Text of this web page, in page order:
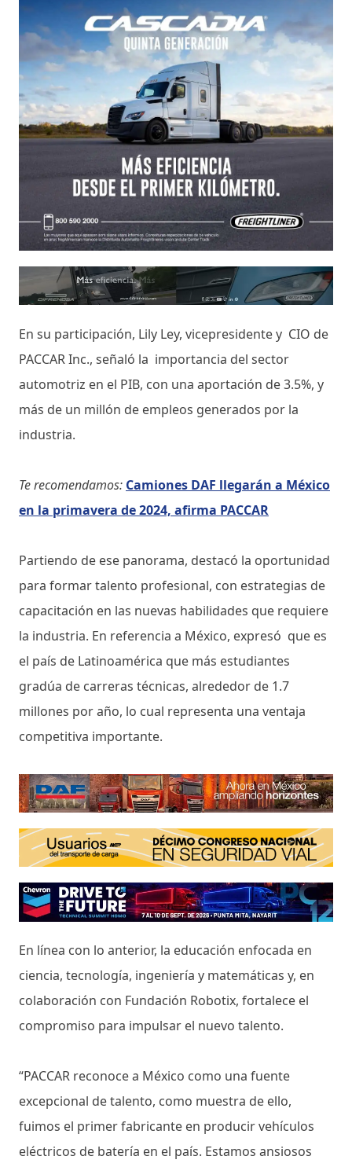
En su participación, Lily Ley, vicepresidente y CIO de
PACCAR Inc., señaló la importancia del sector
automotriz en el PIB, con una aportación de 3.5%, y
más de un millón de empleos generados por la
industria.
Te recomendamos: Camiones DAF llegarán a México
en la primavera de 2024, afirma PACCAR
Partiendo de ese panorama, destacó la oportunidad
para formar talento profesional, con estrategias de
capacitación en las nuevas habilidades que requiere
la industria. En referencia a México, expresó que es
el país de Latinoamérica que más estudiantes
gradúa de carreras técnicas, alrededor de 1.7
millones por año, lo cual representa una ventaja
competitiva importante.
En línea con lo anterior, la educación enfocada en
ciencia, tecnología, ingeniería y matemáticas y, en
colaboración con Fundación Robotix, fortalece el
compromiso para impulsar el nuevo talento.
“PACCAR reconoce a México como una fuente
excepcional de talento, como muestra de ello,
fuimos el primer fabricante en producir vehículos
eléctricos de batería en el país. Estamos ansiosos